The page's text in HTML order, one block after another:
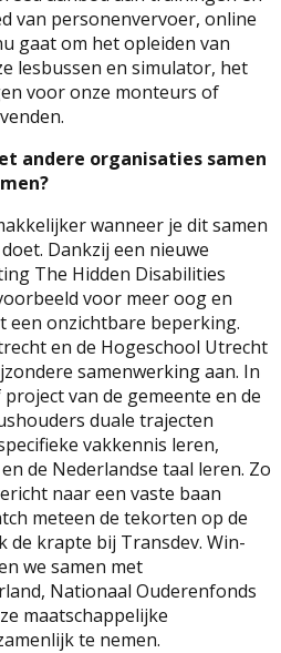
van personenvervoer, online
gaat om het opleiden van
lesbussen en simulator, het
voor onze monteurs of
andere organisaties samen
wanneer je dit samen
Dankzij een nieuwe
The Hidden Disabilities
voor meer oog en
een onzichtbare beperking.
en de Hogeschool Utrecht
samenwerking aan. In
project van de gemeente en de
duale trajecten
vakkennis leren,
de Nederlandse taal leren. Zo
naar een vaste baan
meteen de tekorten op de
de krapte bij Transdev. Win-
we samen met
Nationaal Ouderenfonds
maatschappelijke
te nemen.